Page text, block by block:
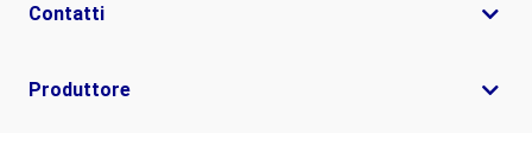
Contatti
Produttore